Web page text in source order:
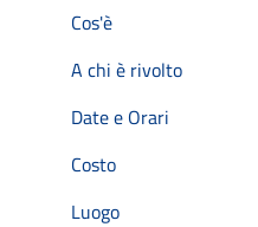
Cos'è
A chi è rivolto
Date e Orari
Costo
Luogo